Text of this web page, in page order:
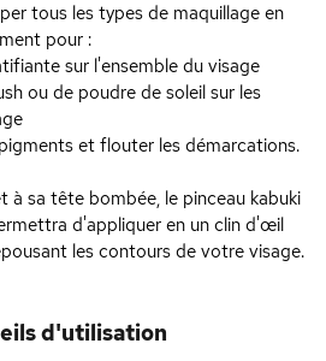
tous les types de maquillage en
pour :
sur l'ensemble du visage
ou de poudre de soleil sur les
et flouter les démarcations.
à sa tête bombée, le pinceau kabuki
d'appliquer en un clin d'œil
les contours de votre visage.
d'utilisation